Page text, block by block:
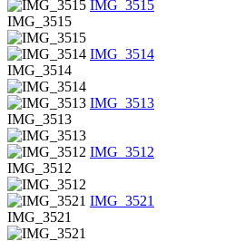
IMG_3515
IMG_3515
IMG_3514
IMG_3514
IMG_3513
IMG_3513
IMG_3512
IMG_3512
IMG_3521
IMG_3521